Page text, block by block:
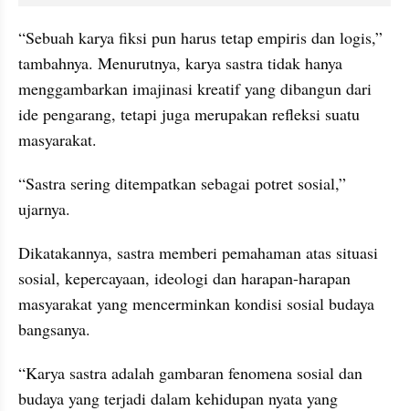
“Sebuah karya fiksi pun harus tetap empiris dan logis,”
tambahnya. Menurutnya, karya sastra tidak hanya
menggambarkan imajinasi kreatif yang dibangun dari
ide pengarang, tetapi juga merupakan refleksi suatu
masyarakat.
“Sastra sering ditempatkan sebagai potret sosial,”
ujarnya.
Dikatakannya, sastra memberi pemahaman atas situasi
sosial, kepercayaan, ideologi dan harapan-harapan
masyarakat yang mencerminkan kondisi sosial budaya
bangsanya.
“Karya sastra adalah gambaran fenomena sosial dan
budaya yang terjadi dalam kehidupan nyata yang